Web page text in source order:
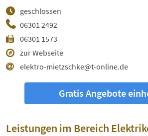
06301 2492
06301 1573
zur Webseite
elektro-mietzschke@t-online.de
geschlossen
Gratis Angebote
Leistungen im Bereich